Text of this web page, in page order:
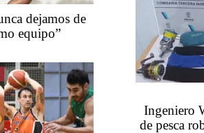
dejamos de
equipo”
Ingeniero
de pesca